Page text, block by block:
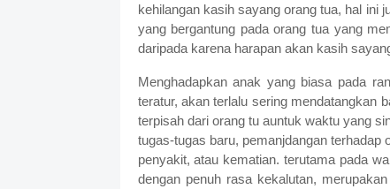
kehilangan kasih sayang orang tua, hal ini
yang bergantung pada orang tua yang
daripada karena harapan akan kasih
Menghadapkan anak yang biasa pada
teratur, akan terlalu sering mendatangkan
terpisah dari orang tu auntuk waktu yang
tugas-tugas baru, pemanjdangan terhadap
penyakit, atau kematian. terutama pada
dengan penuh rasa kekalutan,